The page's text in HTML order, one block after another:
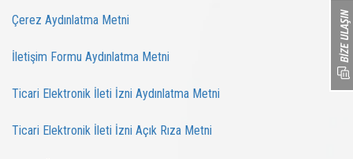
Çerez Aydınlatma Metni
İletişim Formu Aydınlatma Metni
Ticari Elektronik İleti İzni Aydınlatma Metni
Ticari Elektronik İleti İzni Açık Rıza Metni